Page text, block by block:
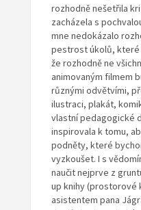
rozhodně nešetřila
zacházela s
mne nedokázalo
pestrost úkolů, které
že rozhodně ne
animovaným filmem
různými odvětvími,
ilustraci, plakát,
vlastní pedagogické
inspirovala k tomu,
podněty, které
vyzkoušet. I s
naučit nejprve z
up knihy (prostorové
asistentem pana